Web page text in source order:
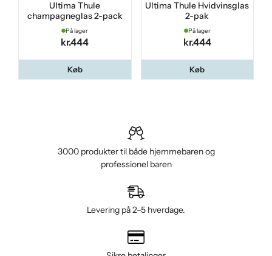
Ultima Thule
champagneglas 2-pack
På lager
kr.444
Køb
Ultima Thule Hvidvinsglas
2-pak
På lager
kr.444
Køb
3000 produkter til både hjemmebaren og
professionel baren
Levering på 2–5 hverdage.